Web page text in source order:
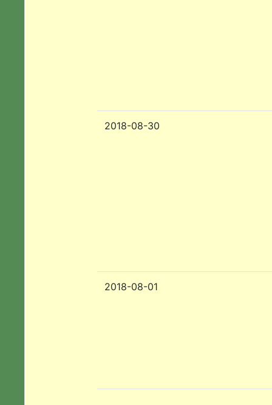
2018-08-30
2018-08-01